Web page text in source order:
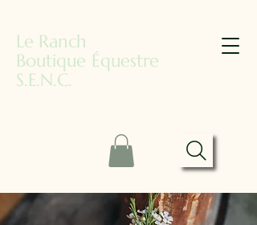
Le Ranch
Boutique Équestre
S.E.N.C.